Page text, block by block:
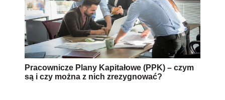
Pracownicze Plany Kapitałowe (PPK) – czym
są i czy można z nich zrezygnować?